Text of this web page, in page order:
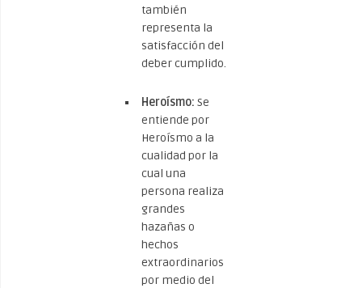
también
representa la
satisfacción del
deber cumplido.
Heroísmo: Se
entiende por
Heroísmo a la
cualidad por la
cual una
persona realiza
grandes
hazañas o
hechos
extraordinarios
por medio del